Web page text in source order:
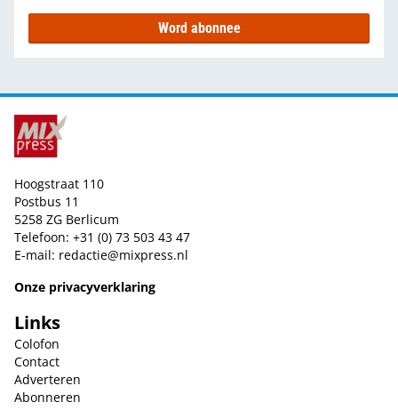
Word abonnee
Hoogstraat 110
Postbus 11
5258 ZG Berlicum
Telefoon: +31 (0) 73 503 43 47
E-mail: redactie@mixpress.nl
Onze privacyverklaring
Links
Colofon
Contact
Adverteren
Abonneren